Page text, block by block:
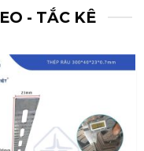
- TẮC KÊ